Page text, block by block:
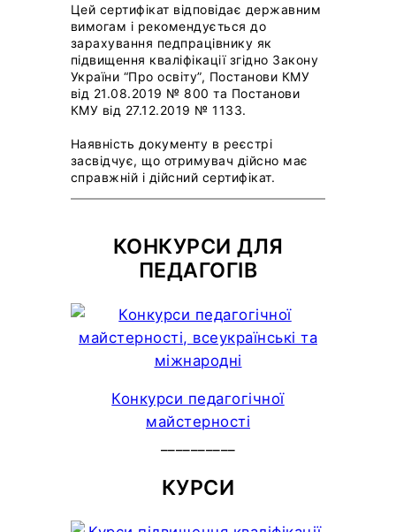
Цей сертифікат відповідає державним
вимогам і рекомендується до
зарахування педпрацівнику як
підвищення кваліфікації згідно Закону
України “Про освіту”, Постанови КМУ
від 21.08.2019 № 800 та Постанови
КМУ від 27.12.2019 № 1133.
Наявність документу в реєстрі
засвідчує, що отримувач дійсно має
справжній і дійсний сертифікат.
КОНКУРСИ ДЛЯ
ПЕДАГОГІВ
Конкурси педагогічної
майстерності
КУРСИ